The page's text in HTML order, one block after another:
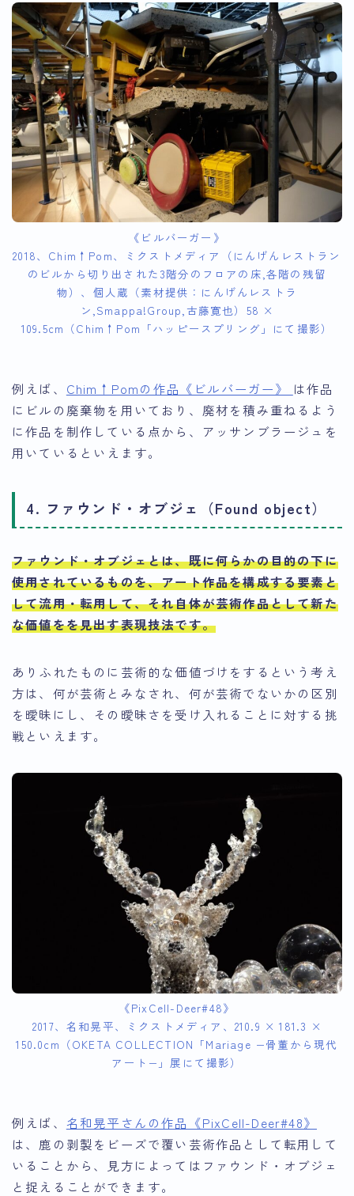
《ビルバーガー》
2018、Chim↑Pom、ミクストメディア（にんげんレストラン
のビルから切り出された3階分のフロアの床,各階の残留
物）、個人蔵（素材提供：にんげんレストラ
ン,Smappa!Group,古藤寛也）58 ×
109.5cm（Chim↑Pom「ハッピースプリング」にて撮影）
例えば、 Chim↑Pomの作品《ビルバーガー》 は作品
にビルの廃棄物を用いており、廃材を積み重ねるよう
に作品を制作している点から、アッサンブラージュを
用いているといえます。
4. ファウンド・オブジェ（Found object）
ファウンド・オブジェとは、既に何らかの目的の下に
使用されているものを、アート作品を構成する要素と
して流用・転用して、それ自体が芸術作品として新た
な価値をを見出す表現技法です。
ありふれたものに芸術的な価値づけをするという考え
方は、何が芸術とみなされ、何が芸術でないかの区別
を曖昧にし、その曖昧さを受け入れることに対する挑
戦といえます。
《PixCell-Deer#48》
2017、名和晃平、ミクストメディア、210.9 × 181.3 ×
150.0cm（OKETA COLLECTION「Mariage −骨董から現代
アート−」展にて撮影）
例えば、 名和晃平さんの作品《PixCell-Deer#48》
は、鹿の剥製をビーズで覆い芸術作品として転用して
いることから、見方によってはファウンド・オブジェ
と捉えることができます。